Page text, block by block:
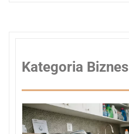
Kategoria Biznes